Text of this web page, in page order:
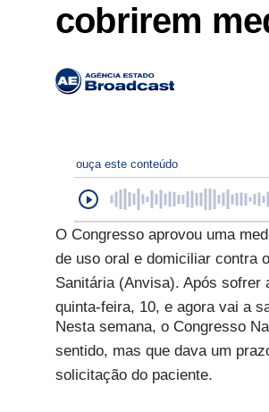
cobrirem
ouça este conteúdo
O Congresso aprovou uma
de uso oral e domiciliar contra
Sanitária (Anvisa). Após sofrer
quinta-feira, 10, e agora vai a
Nesta semana, o Congresso
sentido, mas que dava um
solicitação do paciente.